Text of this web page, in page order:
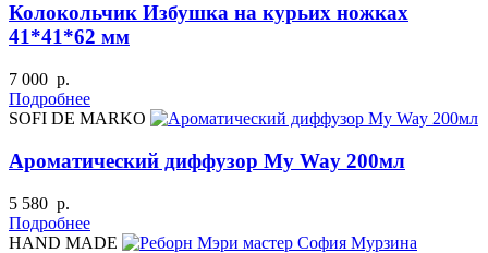
Колокольчик Избушка на курьих ножках
41*41*62 мм
7 000 р.
Подробнее
SOFI DE MARKO
Ароматический диффузор My Way 200мл
5 580 р.
Подробнее
HAND MADE